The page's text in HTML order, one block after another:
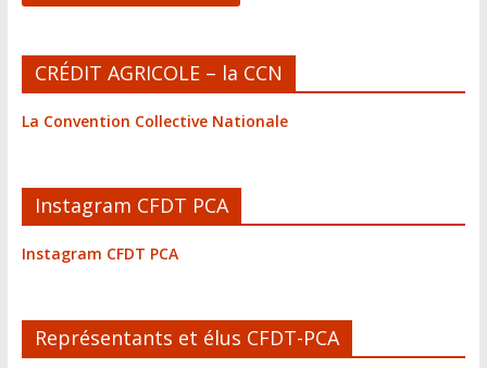
l
t
a
t
e
:
CRÉDIT AGRICOLE – la CCN
La Convention Collective Nationale
Instagram CFDT PCA
Instagram CFDT PCA
Représentants et élus CFDT-PCA